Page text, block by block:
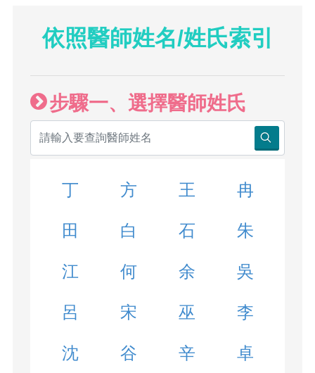
依照醫師姓名/姓氏索引
步驟一、選擇醫師姓氏
丁 方 王 冉
田 白 石 朱
江 何 余 吳
呂 宋 巫 李
沈 谷 辛 卓